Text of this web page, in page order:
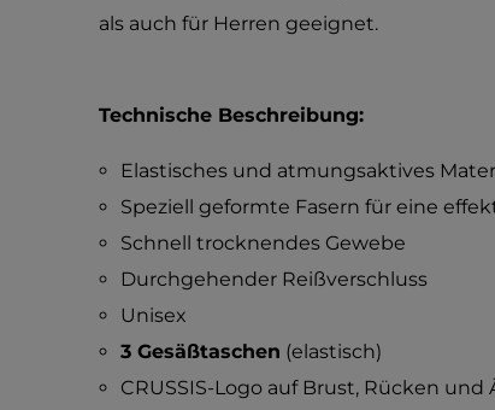
als auch für Herren geeignet.
Technische Beschreibung:
Elastisches und atmungsaktives
Speziell geformte Fasern für eine
Schnell trocknendes Gewebe
Durchgehender Reißverschluss
Unisex
3 Gesäßtaschen (elastisch)
CRUSSIS-Logo auf Brust, Rücken und